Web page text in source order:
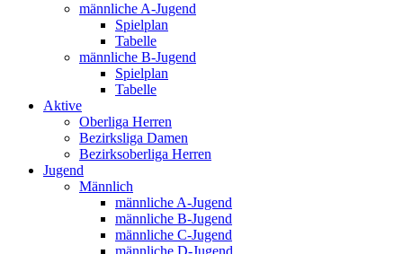
männliche A-Jugend
Spielplan
Tabelle
männliche B-Jugend
Spielplan
Tabelle
Aktive
Oberliga Herren
Bezirksliga Damen
Bezirksoberliga Herren
Jugend
Männlich
männliche A-Jugend
männliche B-Jugend
männliche C-Jugend
männliche D-Jugend